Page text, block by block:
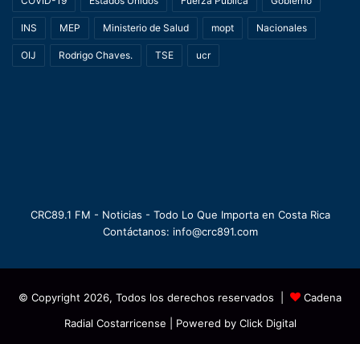
INS MEP Ministerio de Salud mopt Nacionales
OIJ Rodrigo Chaves. TSE ucr
CRC89.1 FM - Noticias - Todo Lo Que Importa en Costa Rica
Contáctanos: info@crc891.com
© Copyright 2026, Todos los derechos reservados |
Cadena
Radial Costarricense | Powered by Click Digital